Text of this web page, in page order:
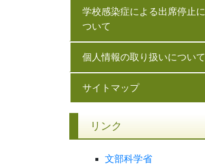
学校感染症による出席停止に
ついて
個人情報の取り扱いについて
サイトマップ
リンク
文部科学省